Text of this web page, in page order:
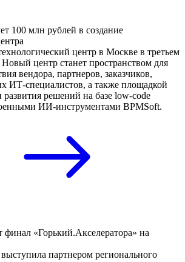
100 млн рублей в создание
центр в Москве в третьем
Новый центр станет пространством для
вендора, партнеров, заказчиков,
ИТ-специалистов, а также площадкой
развития решений на базе low-code
ИИ-инструментами BPMSoft.
«Горький.Акселератора» на
партнером регионального